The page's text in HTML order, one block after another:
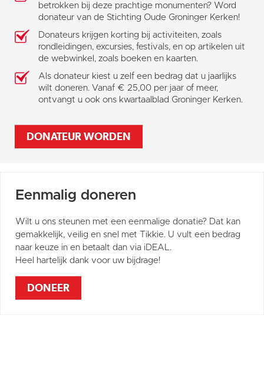
betrokken bij deze prachtige monumenten? Word
donateur van de Stichting Oude Groninger Kerken!
Donateurs krijgen korting bij activiteiten, zoals
rondleidingen, excursies, festivals, en op artikelen uit
de webwinkel, zoals boeken en kaarten.
Als donateur kiest u zelf een bedrag dat u jaarlijks
wilt doneren. Vanaf € 25,00 per jaar of meer,
ontvangt u ook ons kwartaalblad Groninger Kerken.
DONATEUR WORDEN
Eenmalig doneren
Wilt u ons steunen met een eenmalige donatie? Dat kan
gemakkelijk, veilig en snel met Tikkie. U vult een bedrag
naar keuze in en betaalt dan via iDEAL.
Heel hartelijk dank voor uw bijdrage!
DONEER